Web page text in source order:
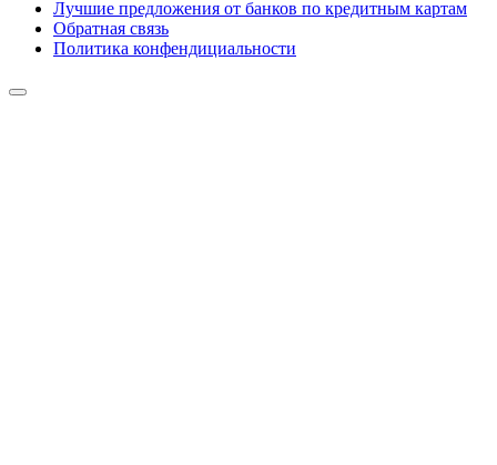
Лучшие предложения от банков по кредитным картам
Обратная связь
Политика конфендициальности